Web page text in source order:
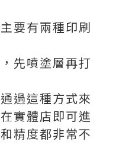
要有兩種印刷
先噴塗層再打
過這種方式來
實體店即可進
精度都非常不